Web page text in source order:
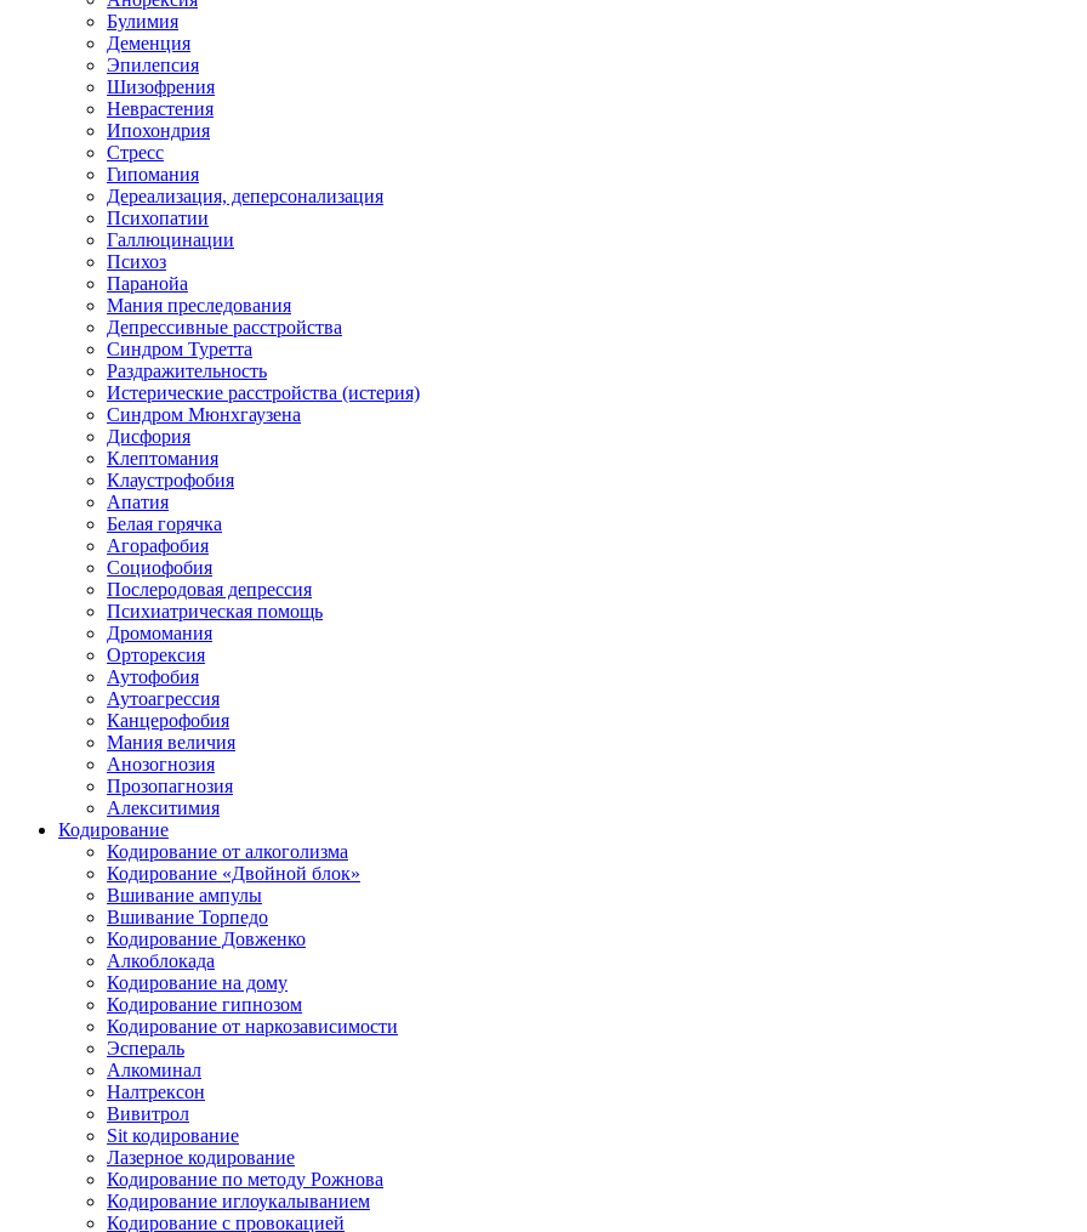
Булимия
Деменция
Эпилепсия
Шизофрения
Неврастения
Ипохондрия
Стресс
Гипомания
Дереализация, деперсонализация
Психопатии
Галлюцинации
Психоз
Паранойа
Мания преследования
Депрессивные расстройства
Синдром Туретта
Раздражительность
Истерические расстройства (истерия)
Синдром Мюнхгаузена
Дисфория
Клептомания
Клаустрофобия
Апатия
Белая горячка
Агорафобия
Социофобия
Послеродовая депрессия
Психиатрическая помощь
Дромомания
Орторексия
Аутофобия
Аутоагрессия
Канцерофобия
Мания величия
Анозогнозия
Прозопагнозия
Алекситимия
Кодирование
Кодирование от алкоголизма
Кодирование «Двойной блок»
Вшивание ампулы
Вшивание Торпедо
Кодирование Довженко
Алкоблокада
Кодирование на дому
Кодирование гипнозом
Кодирование от наркозависимости
Эспераль
Алкоминал
Налтрексон
Вивитрол
Sit кодирование
Лазерное кодирование
Кодирование по методу Рожнова
Кодирование иглоукалыванием
Кодирование с провокацией